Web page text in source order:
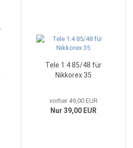
Tele 1:4 85/48 für
Nikkorex 35
vorher 49,00 EUR
Nur 39,00 EUR